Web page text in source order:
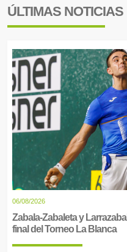
ÚLTIMAS NOTICIAS
06/08/2026
Zabala-Zabaleta y
final del Torneo La Blanca